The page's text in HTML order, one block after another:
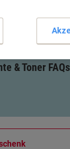
& Toner FAQs